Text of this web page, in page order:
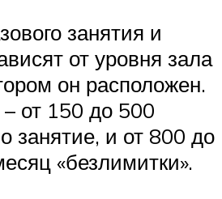
занятия и
от уровня зала
он расположен.
от 150 до 500
занятие, и от 800 до
«безлимитки».